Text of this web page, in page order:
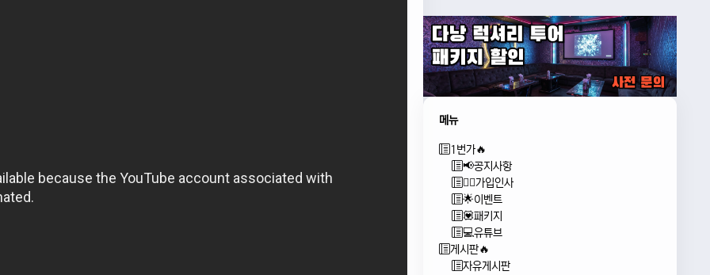
메뉴
1번가🔥
📢공지사항
🙇‍♂️가입인사
🌟이벤트
💟패키지
💻유튜브
게시판🔥
자유게시판